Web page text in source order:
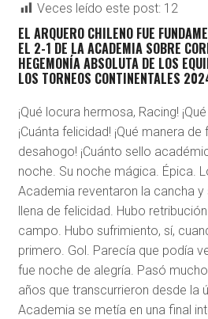
Veces leído este post: 12
EL ARQUERO CHILENO FUE
EL 2-1 DE LA ACADEMIA SOBRE
HEGEMONÍA ABSOLUTA DE LOS
LOS TORNEOS CONTINENTALES
¡Qué locura hermosa, Racing!
¡Cuánta felicidad! ¡Qué manera de
desahogo! ¡Cuánto sello
noche. Su noche mágica. Épica.
Academia reventaron la cancha
llena de felicidad. Hubo
campo. Hubo sufrimiento, sí,
primero. Gol. Parecía que podía
fue noche de alegría. Pasó
años que transcurrieron desde la
Academia se metía en una final